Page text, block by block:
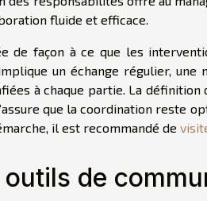
fluide et efficace.
de façon à ce que les
un échange régulier, une
à chaque partie. La
que la coordination reste
il est recommandé de
de